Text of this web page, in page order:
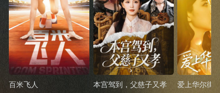
百米飞人 本宫驾到，父慈子又孝 爱上华尔街